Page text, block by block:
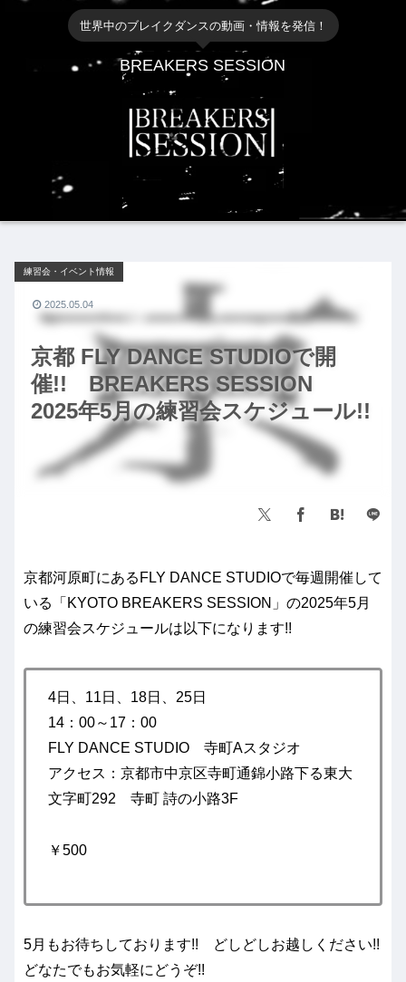
世界中のブレイクダンスの動画・情報を発信！
BREAKERS SESSION
京都 FLY DANCE STUDIOで開
催!! BREAKERS SESSION
2025年5月の練習会スケジュール!!
練習会・イベント情報
2025.05.04
京都河原町にあるFLY DANCE STUDIOで毎週開催して
いる「KYOTO BREAKERS SESSION」の2025年5月
の練習会スケジュールは以下になります!!
4日、11日、18日、25日
14：00～17：00
FLY DANCE STUDIO 寺町Aスタジオ
アクセス：京都市中京区寺町通錦小路下る東大
文字町292 寺町 詩の小路3F
￥500
5月もお待ちしております!! どしどしお越しください!!
どなたでもお気軽にどうぞ!!